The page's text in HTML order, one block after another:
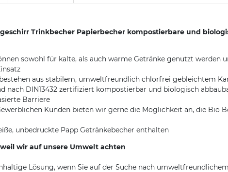
Trinkbecher Papierbecher kompostierbare und
sowohl für kalte, als auch warme Getränke genutzt werden
aus stabilem, umweltfreundlich chlorfrei gebleichtem
nach DIN13432 zertifiziert kompostierbar und biologisch
Barriere
Kunden bieten wir gerne die Möglichkeit an, die Bio
unbedruckte Papp Getränkebecher enthalten
wir auf unsere Umwelt achten
Lösung, wenn Sie auf der Suche nach